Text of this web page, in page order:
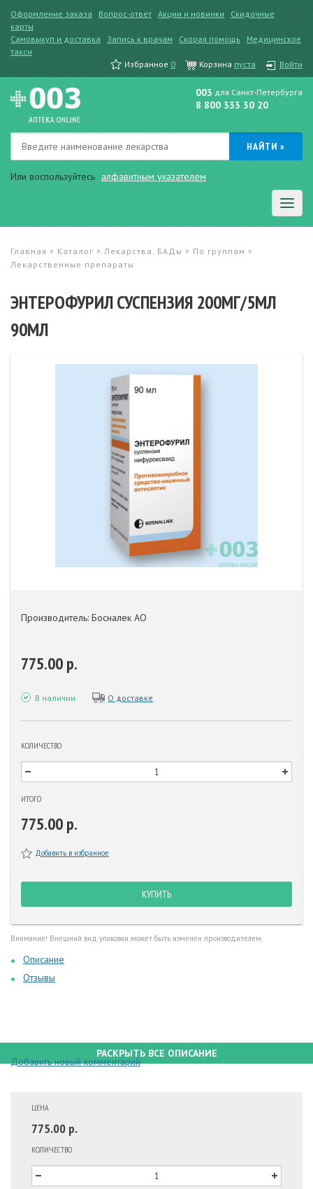
Оформление заказа Вопрос-ответ Акции и новинки
Скидочные
карты
Самовыкуп и доставка
Запись к врачам Скорая помощь
Медицинское
такси
Избранное 0 Корзина пуста Войти
Или воспользуйтесь алфавитным указателем
003 для Санкт-Петербурга
8 800 333 30 20
Главная » Каталог » Лекарства. БАДы » По группам »
Лекарственные препараты
ЭНТЕРОФУРИЛ СУСПЕНЗИЯ 200МГ/5МЛ
90МЛ
Производитель: Босналек АО
775.00 р.
В наличии О доставке
КОЛИЧЕСТВО
ИТОГО
775.00 р.
Добавить в избранное
КУПИТЬ
Внимание! Внешний вид упаковки может быть изменен производителем.
Описание
Отзывы
РАСКРЫТЬ ВСЕ ОПИСАНИЕ
Добавить новый комментарий
ЦЕНА
775.00 р.
КОЛИЧЕСТВО